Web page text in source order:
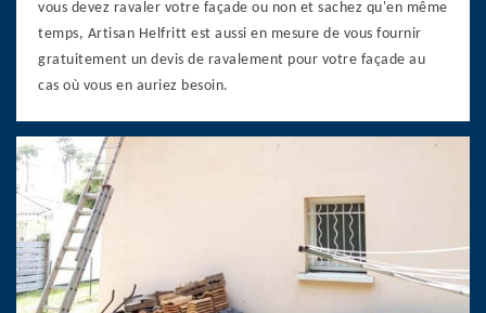
vous devez ravaler votre façade ou non et sachez qu'en même
temps, Artisan Helfritt est aussi en mesure de vous fournir
gratuitement un devis de ravalement pour votre façade au
cas où vous en auriez besoin.